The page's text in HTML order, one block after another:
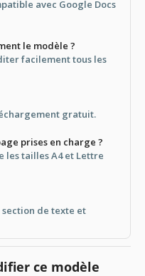
avec Google Docs
le modèle ?
facilement tous les
gratuit.
prises en charge ?
les tailles A4 et Lettre
de texte et
ce modèle